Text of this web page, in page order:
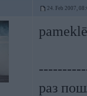
24. Feb 2007,
раз